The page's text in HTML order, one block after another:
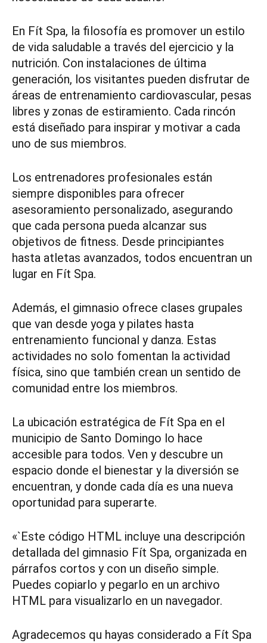
En Fít Spa, la filosofía es promover un estilo
de vida saludable a través del ejercicio y la
nutrición. Con instalaciones de última
generación, los visitantes pueden disfrutar de
áreas de entrenamiento cardiovascular, pesas
libres y zonas de estiramiento. Cada rincón
está diseñado para inspirar y motivar a cada
uno de sus miembros.
Los entrenadores profesionales están
siempre disponibles para ofrecer
asesoramiento personalizado, asegurando
que cada persona pueda alcanzar sus
objetivos de fitness. Desde principiantes
hasta atletas avanzados, todos encuentran un
lugar en Fít Spa.
Además, el gimnasio ofrece clases grupales
que van desde yoga y pilates hasta
entrenamiento funcional y danza. Estas
actividades no solo fomentan la actividad
física, sino que también crean un sentido de
comunidad entre los miembros.
La ubicación estratégica de Fít Spa en el
municipio de Santo Domingo lo hace
accesible para todos. Ven y descubre un
espacio donde el bienestar y la diversión se
encuentran, y donde cada día es una nueva
oportunidad para superarte.
«`Este código HTML incluye una descripción
detallada del gimnasio Fít Spa, organizada en
párrafos cortos y con un diseño simple.
Puedes copiarlo y pegarlo en un archivo
HTML para visualizarlo en un navegador.
Agradecemos qu hayas considerado a Fít Spa